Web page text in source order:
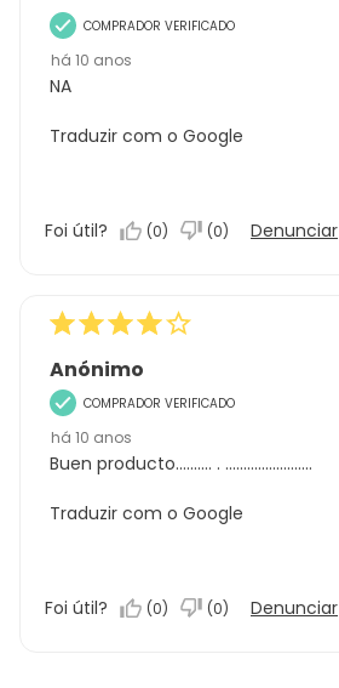
COMPRADOR VERIFICADO
há 10 anos
NA
Traduzir com o Google
Foi útil? (0) (0) Denunciar
Anónimo
COMPRADOR VERIFICADO
há 10 anos
Buen producto.......... . ........................
Traduzir com o Google
Foi útil? (0) (0) Denunciar